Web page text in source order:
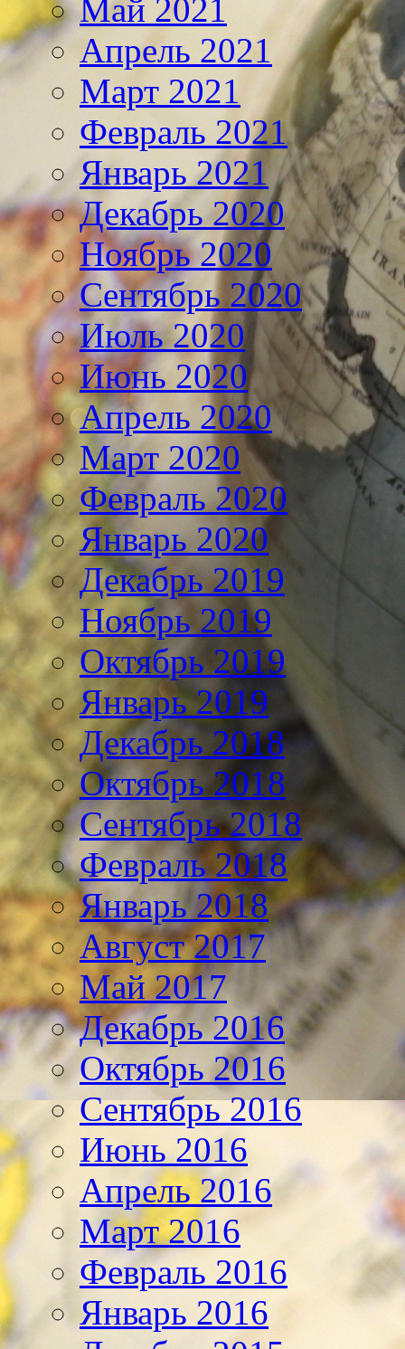
Май 2021
Апрель 2021
Март 2021
Февраль 2021
Январь 2021
Декабрь 2020
Ноябрь 2020
Сентябрь 2020
Июль 2020
Июнь 2020
Апрель 2020
Март 2020
Февраль 2020
Январь 2020
Декабрь 2019
Ноябрь 2019
Октябрь 2019
Январь 2019
Декабрь 2018
Октябрь 2018
Сентябрь 2018
Февраль 2018
Январь 2018
Август 2017
Май 2017
Декабрь 2016
Октябрь 2016
Сентябрь 2016
Июнь 2016
Апрель 2016
Март 2016
Февраль 2016
Январь 2016